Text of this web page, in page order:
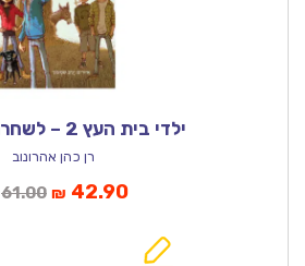
ילדי בית העץ 2 – לשחרר את כפיר
רן כהן אהרונוב
61.00המחיר
₪ 42.90המחיר
הוא: